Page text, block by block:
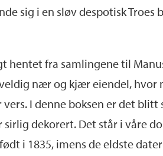
sig i en sløv despotisk Troes
hentet fra samlingene til
nær og kjær eiendel, hvor
I denne boksen er det blitt
dekorert. Det står i våre
i 1835, imens de eldste